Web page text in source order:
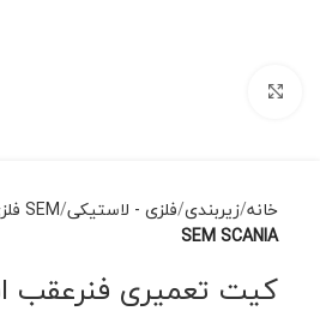
خانه زیربندی فلزی - لاستیکی SEM فلزی - لاستیکی
SEM SCANIA
کیت تعمیری فنرعقب